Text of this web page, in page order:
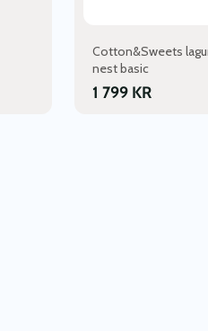
Cotton&Sweets
nest basic
1 799 KR